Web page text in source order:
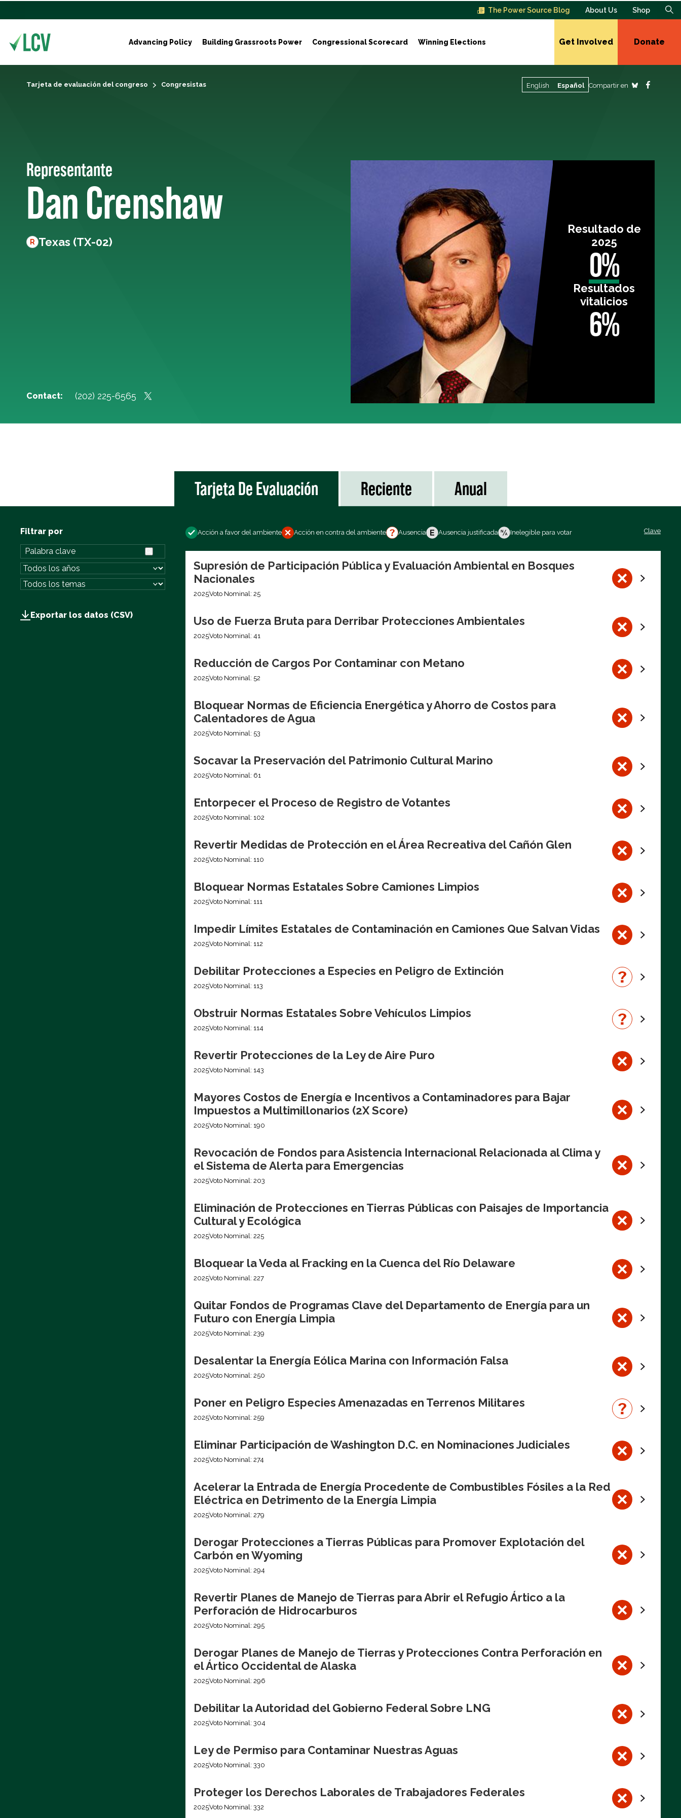
The Power Source Blog About Us Shop
Advancing Policy Building Grassroots Power Congressional Scorecard Winning Elections Get Involved Donate
Tarjeta de evaluación del congreso Congresistas English Español Compartir en
Representante
Dan Crenshaw
R Texas (TX-02)
Contact: (202) 225-6565
Resultado de
2025
0%
Resultados
vitalicios
6%
Tarjeta De Evaluación Reciente Anual
Filtrar por
Exportar los datos (CSV)
Acción a favor del ambiente Acción en contra del ambiente Ausencia Ausencia justificada Inelegible para votar Clave
Supresión de Participación Pública y Evaluación Ambiental en Bosques
Nacionales
2025Voto Nominal: 25
Uso de Fuerza Bruta para Derribar Protecciones Ambientales
2025Voto Nominal: 41
Reducción de Cargos Por Contaminar con Metano
2025Voto Nominal: 52
Bloquear Normas de Eficiencia Energética y Ahorro de Costos para
Calentadores de Agua
2025Voto Nominal: 53
Socavar la Preservación del Patrimonio Cultural Marino
2025Voto Nominal: 61
Entorpecer el Proceso de Registro de Votantes
2025Voto Nominal: 102
Revertir Medidas de Protección en el Área Recreativa del Cañón Glen
2025Voto Nominal: 110
Bloquear Normas Estatales Sobre Camiones Limpios
2025Voto Nominal: 111
Impedir Límites Estatales de Contaminación en Camiones Que Salvan Vidas
2025Voto Nominal: 112
Debilitar Protecciones a Especies en Peligro de Extinción
2025Voto Nominal: 113
Obstruir Normas Estatales Sobre Vehículos Limpios
2025Voto Nominal: 114
Revertir Protecciones de la Ley de Aire Puro
2025Voto Nominal: 143
Mayores Costos de Energía e Incentivos a Contaminadores para Bajar
Impuestos a Multimillonarios (2X Score)
2025Voto Nominal: 190
Revocación de Fondos para Asistencia Internacional Relacionada al Clima y
el Sistema de Alerta para Emergencias
2025Voto Nominal: 203
Eliminación de Protecciones en Tierras Públicas con Paisajes de Importancia
Cultural y Ecológica
2025Voto Nominal: 225
Bloquear la Veda al Fracking en la Cuenca del Río Delaware
2025Voto Nominal: 227
Quitar Fondos de Programas Clave del Departamento de Energía para un
Futuro con Energía Limpia
2025Voto Nominal: 239
Desalentar la Energía Eólica Marina con Información Falsa
2025Voto Nominal: 250
Poner en Peligro Especies Amenazadas en Terrenos Militares
2025Voto Nominal: 259
Eliminar Participación de Washington D.C. en Nominaciones Judiciales
2025Voto Nominal: 274
Acelerar la Entrada de Energía Procedente de Combustibles Fósiles a la Red
Eléctrica en Detrimento de la Energía Limpia
2025Voto Nominal: 279
Derogar Protecciones a Tierras Públicas para Promover Explotación del
Carbón en Wyoming
2025Voto Nominal: 294
Revertir Planes de Manejo de Tierras para Abrir el Refugio Ártico a la
Perforación de Hidrocarburos
2025Voto Nominal: 295
Derogar Planes de Manejo de Tierras y Protecciones Contra Perforación en
el Ártico Occidental de Alaska
2025Voto Nominal: 296
Debilitar la Autoridad del Gobierno Federal Sobre LNG
2025Voto Nominal: 304
Ley de Permiso para Contaminar Nuestras Aguas
2025Voto Nominal: 330
Proteger los Derechos Laborales de Trabajadores Federales
2025Voto Nominal: 332